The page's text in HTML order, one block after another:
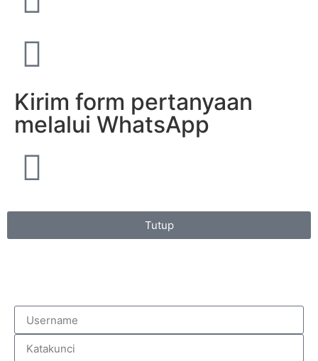
Kirim form pertanyaan
melalui WhatsApp
Tutup